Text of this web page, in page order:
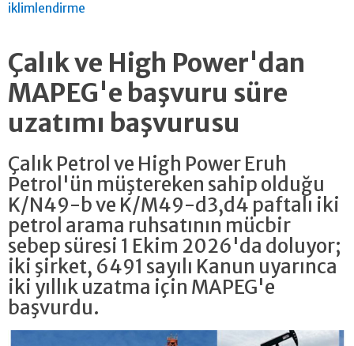
iklimlendirme
Çalık ve High Power'dan
MAPEG'e başvuru süre
uzatımı başvurusu
Çalık Petrol ve High Power Eruh
Petrol'ün müştereken sahip olduğu
K/N49-b ve K/M49-d3,d4 paftalı iki
petrol arama ruhsatının mücbir
sebep süresi 1 Ekim 2026'da doluyor;
iki şirket, 6491 sayılı Kanun uyarınca
iki yıllık uzatma için MAPEG'e
başvurdu.